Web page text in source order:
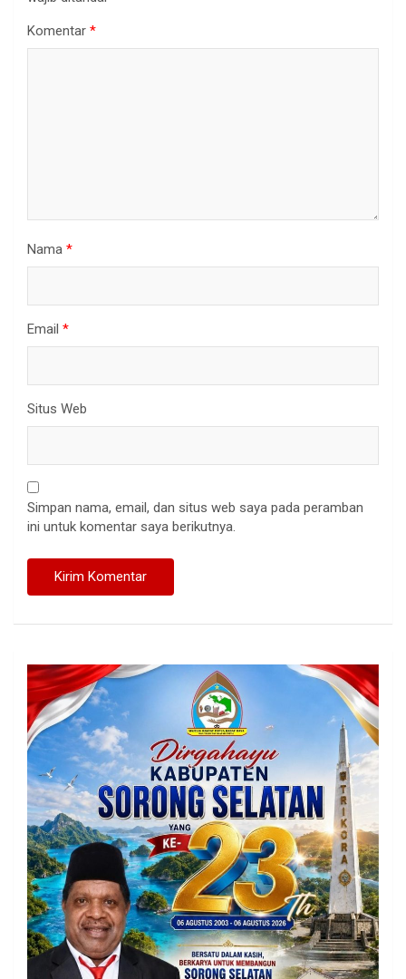
Komentar *
Nama *
Email *
Situs Web
Simpan nama, email, dan situs web saya pada peramban
ini untuk komentar saya berikutnya.